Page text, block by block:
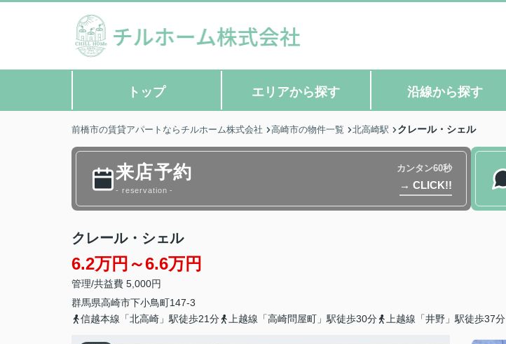
トップ エリアから探す 沿線から探す
前橋市の賃貸アパートならチルホーム株式会社 高崎市の物件一覧 北高崎駅 クレール・シェル
来店予約
- reservation -
カンタン60秒
→ CLICK!!
クレール・シェル
6.2万円～6.6万円
管理/共益費 5,000円
群馬県高崎市下小鳥町147-3
信越本線「北高崎」駅徒歩21分
上越線「高崎問屋町」駅徒歩30分 上越線「井野」駅徒歩37分